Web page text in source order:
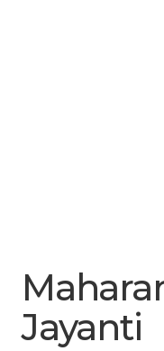
Jayanti